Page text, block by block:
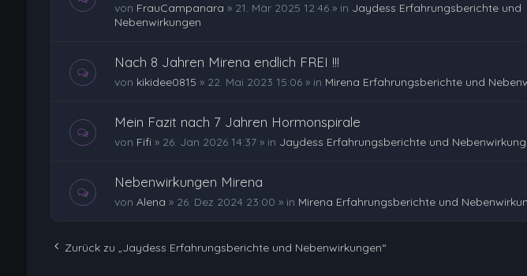
von FrauCampanara » 21. Mär 2025 12:46» in Jaydess Erfahrungsberichte und
Nebenwirkungen
Nach 8 Jahren Mirena endlich FREI !!!
von kikidee0815 » 22. Mai 2023 15:06» in Mirena Erfahrungsberichte und
Mein Fazit nach 7 Jahren Hormonspirale
von Fifi » 26. Jan 2026 14:37» in Jaydess Erfahrungsberichte und
Nebenwirkungen Mirena
von Alena » 26. Dez 2024 23:00 » in Mirena Erfahrungsberichte und
Zurück zu „Jaydess Erfahrungsberichte und Nebenwirkungen“